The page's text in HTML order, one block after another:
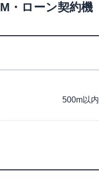
・ローン契約機
500m以内